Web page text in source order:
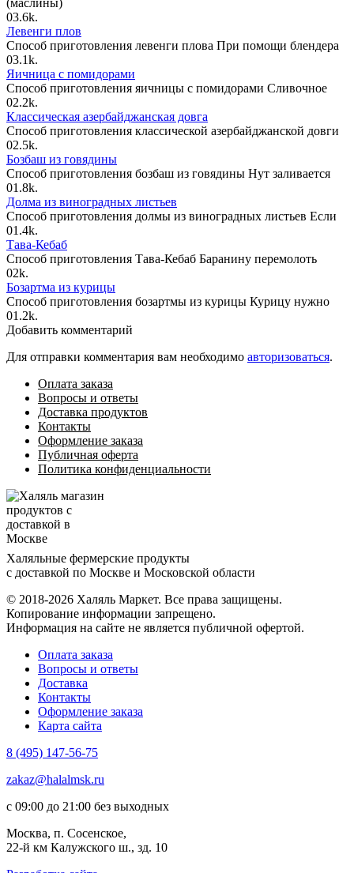
(маслины)
03.6k.
Левенги плов
Способ приготовления левенги плова При помощи блендера
03.1k.
Яичница с помидорами
Способ приготовления яичницы с помидорами Сливочное
02.2k.
Классическая азербайджанская довга
Способ приготовления классической азербайджанской довги
02.5k.
Бозбаш из говядины
Способ приготовления бозбаш из говядины Нут заливается
01.8k.
Долма из виноградных листьев
Способ приготовления долмы из виноградных листьев Если
01.4k.
Тава-Кебаб
Способ приготовления Тава-Кебаб Баранину перемолоть
02k.
Бозартма из курицы
Способ приготовления бозартмы из курицы Курицу нужно
01.2k.
Добавить комментарий
Для отправки комментария вам необходимо авторизоваться.
Оплата заказа
Вопросы и ответы
Доставка продуктов
Контакты
Оформление заказа
Публичная оферта
Политика конфиденциальности
Халяльные фермерские продукты
с доставкой по Москве и Московской области
© 2018-2026 Халяль Маркет. Все права защищены.
Копирование информации запрещено.
Информация на сайте не является публичной офертой.
Оплата заказа
Вопросы и ответы
Доставка
Контакты
Оформление заказа
Карта сайта
8 (495) 147-56-75
zakaz@halalmsk.ru
с 09:00 до 21:00 без выходных
Москва, п. Сосенское,
22-й км Калужского ш., зд. 10